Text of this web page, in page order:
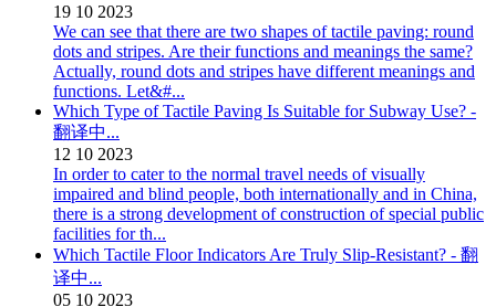
19 10 2023
We can see that there are two shapes of tactile paving: round
dots and stripes. Are their functions and meanings the same?
Actually, round dots and stripes have different meanings and
functions. Let&#...
Which Type of Tactile Paving Is Suitable for Subway Use? -
翻译中...
12 10 2023
In order to cater to the normal travel needs of visually
impaired and blind people, both internationally and in China,
there is a strong development of construction of special public
facilities for th...
Which Tactile Floor Indicators Are Truly Slip-Resistant? - 翻
译中...
05 10 2023